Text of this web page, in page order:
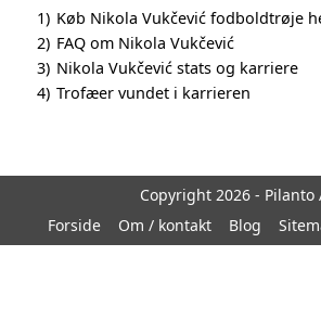
1) Køb Nikola Vukčević fodboldtrøje
2) FAQ om Nikola Vukčević
3) Nikola Vukčević stats og karriere
4) Trofæer vundet i karrieren
Copyright 2026 - Pilanto
Forside
Om / kontakt Blog